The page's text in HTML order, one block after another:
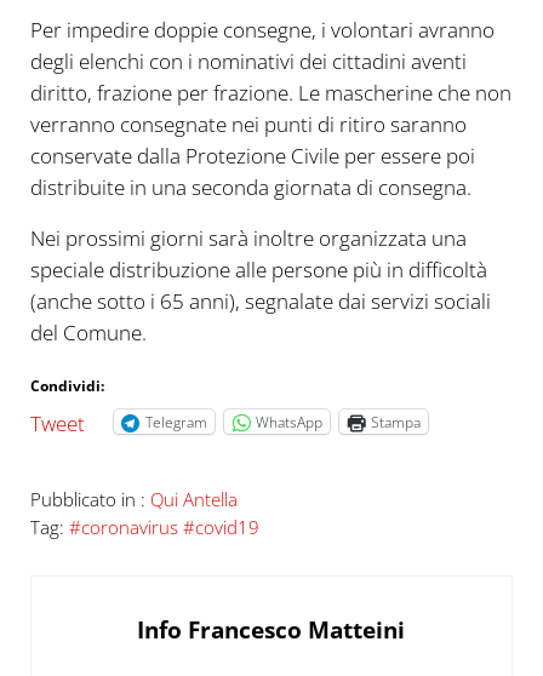
Per impedire doppie consegne, i volontari avranno
degli elenchi con i nominativi dei cittadini aventi
diritto, frazione per frazione. Le mascherine che non
verranno consegnate nei punti di ritiro saranno
conservate dalla Protezione Civile per essere poi
distribuite in una seconda giornata di consegna.
Nei prossimi giorni sarà inoltre organizzata una
speciale distribuzione alle persone più in difficoltà
(anche sotto i 65 anni), segnalate dai servizi sociali
del Comune.
Condividi:
Tweet Telegram WhatsApp Stampa
Pubblicato in : Qui Antella
Tag: #coronavirus #covid19
Info Francesco Matteini